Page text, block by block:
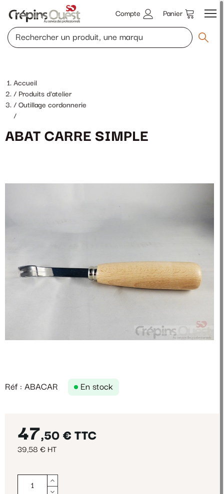
Compte Panier
Accueil
Produits d'atelier
Outillage cordonnerie
/
ABAT CARRE SIMPLE
Réf : ABACAR En stock
47,50 € TTC
39,58 € HT